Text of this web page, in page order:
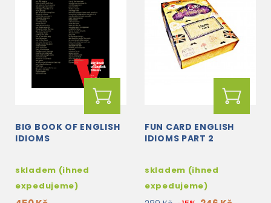
BIG BOOK OF ENGLISH
IDIOMS
skladem (ihned
expedujeme)
FUN CARD ENGLISH
IDIOMS PART 2
skladem (ihned
expedujeme)